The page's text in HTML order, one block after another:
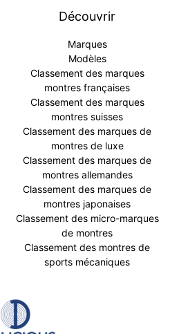
Découvrir
Marques
Modèles
Classement des marques
montres françaises
Classement des marques
montres suisses
Classement des marques de
montres de luxe
Classement des marques de
montres allemandes
Classement des marques de
montres japonaises
Classement des micro-marques
de montres
Classement des montres de
sports mécaniques